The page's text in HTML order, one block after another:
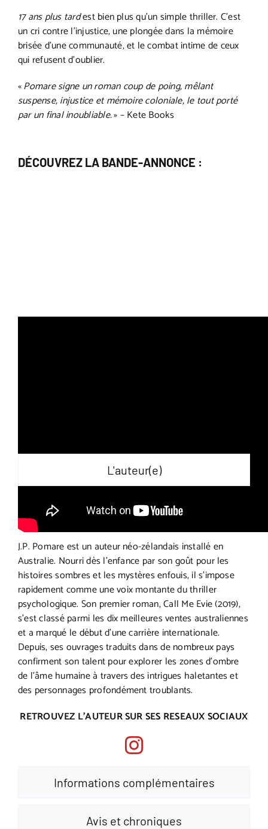
17 ans plus tardest bien plus qu’un simple thriller. C’est
un cri contre l’injustice, une plongée dans la mémoire
brisée d’une communauté, et le combat intime de ceux
qui refusent d’oublier.
«Pomare signe un roman coup de poing, mêlant
suspense, injustice et mémoire coloniale, le tout porté
par un final inoubliable.» – Kete Books
DÉCOUVREZ LA BANDE-ANNONCE :
L'auteur(e)
J.P. Pomare est un auteur néo-zélandais installé en
Australie. Nourri dès l’enfance par son goût pour les
histoires sombres et les mystères enfouis, il s’impose
rapidement comme une voix montante du thriller
psychologique. Son premier roman, Call Me Evie (2019),
s’est classé parmi les dix meilleures ventes australiennes
et a marqué le début d’une carrière internationale.
Depuis, ses ouvrages traduits dans de nombreux pays
confirment son talent pour explorer les zones d’ombre
de l’âme humaine à travers des intrigues haletantes et
des personnages profondément troublants.
RETROUVEZ L’AUTEUR SUR SES RESEAUX SOCIAUX
Informations complémentaires
Avis et chroniques